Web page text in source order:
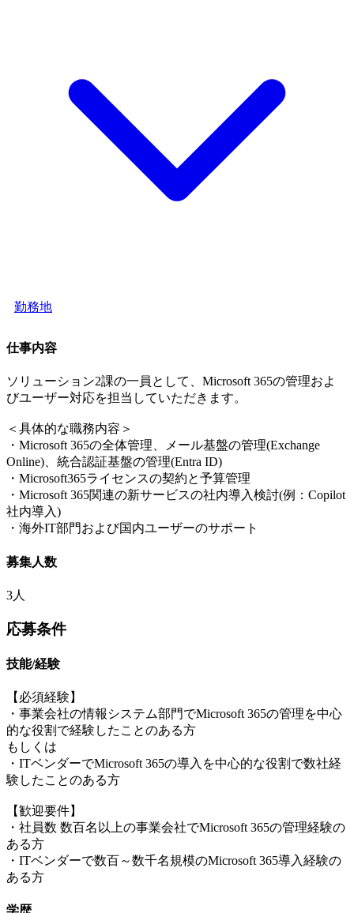
勤務地
仕事内容
ソリューション2課の一員として、Microsoft 365の管理およ
びユーザー対応を担当していただきます。
＜具体的な職務内容＞
・Microsoft 365の全体管理、メール基盤の管理(Exchange
Online)、統合認証基盤の管理(Entra ID)
・Microsoft365ライセンスの契約と予算管理
・Microsoft 365関連の新サービスの社内導入検討(例：Copilot
社内導入)
・海外IT部門および国内ユーザーのサポート
募集人数
3人
応募条件
技能/経験
【必須経験】
・事業会社の情報システム部門でMicrosoft 365の管理を中心
的な役割で経験したことのある方
もしくは
・ITベンダーでMicrosoft 365の導入を中心的な役割で数社経
験したことのある方
【歓迎要件】
・社員数 数百名以上の事業会社でMicrosoft 365の管理経験の
ある方
・ITベンダーで数百～数千名規模のMicrosoft 365導入経験の
ある方